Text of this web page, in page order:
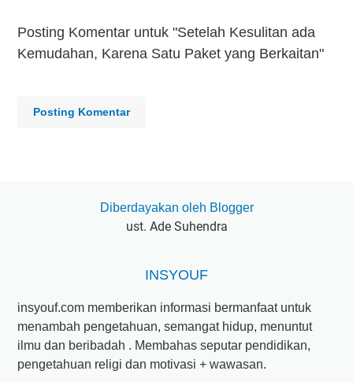
Posting Komentar untuk "Setelah Kesulitan ada
Kemudahan, Karena Satu Paket yang Berkaitan"
Posting Komentar
Diberdayakan oleh Blogger
ust. Ade Suhendra
INSYOUF
insyouf.com memberikan informasi bermanfaat untuk
menambah pengetahuan, semangat hidup, menuntut
ilmu dan beribadah . Membahas seputar pendidikan,
pengetahuan religi dan motivasi + wawasan.